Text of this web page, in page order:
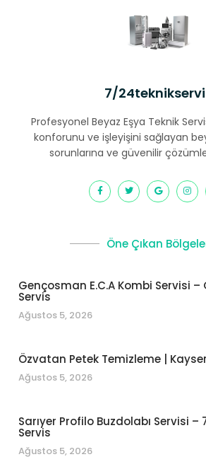
7/
Profesyonel Beyaz Eşya Teknik
konforunu ve işleyişini sağlayan
sorunlarına ve güvenilir
Öne Çıkan
Gençosman E.C.A Kombi Servisi
Servis
Ağustos 5, 2026
Özvatan Petek Temizleme |
Ağustos 5, 2026
Sarıyer Profilo Buzdolabı Servisi –
Servis
Ağustos 5, 2026